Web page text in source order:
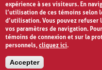
expérience à ses visiteurs. En
l’utilisation de ces témoins selon
d’utilisation. Vous pouvez
vos paramètres de navigation.
témoins de connexion et sur la
personnels,cliquez ici.
Accepter